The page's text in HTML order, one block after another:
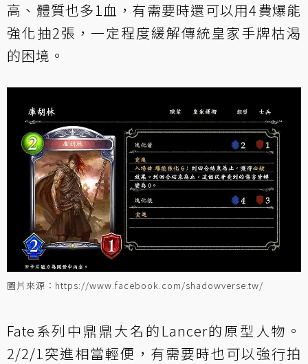
高、體質也多1血，有需要時還可以用4費爆能
強化抽2張，一定程度緩解傳統皇家手牌枯渴
的困境。
圖片來源：https://www.facebook.com/shadowverse.tw/
Fate系列中鼎鼎大名的Lancer的原型人物。
2/2/1突進相當輕便，有需要時也可以強行拍